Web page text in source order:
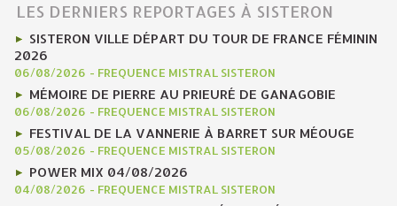
LES DERNIERS REPORTAGES À SISTERON
SISTERON VILLE DÉPART DU TOUR DE FRANCE FÉMININ
2026
06/08/2026 - FREQUENCE MISTRAL SISTERON
MÉMOIRE DE PIERRE AU PRIEURÉ DE GANAGOBIE
06/08/2026 - FREQUENCE MISTRAL SISTERON
FESTIVAL DE LA VANNERIE À BARRET SUR MÉOUGE
05/08/2026 - FREQUENCE MISTRAL SISTERON
POWER MIX 04/08/2026
04/08/2026 - FREQUENCE MISTRAL SISTERON